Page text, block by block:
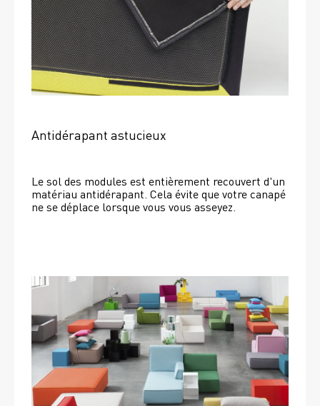
Antidérapant astucieux
Le sol des modules est entièrement recouvert d'un
matériau antidérapant. Cela évite que votre canapé
ne se déplace lorsque vous vous asseyez.